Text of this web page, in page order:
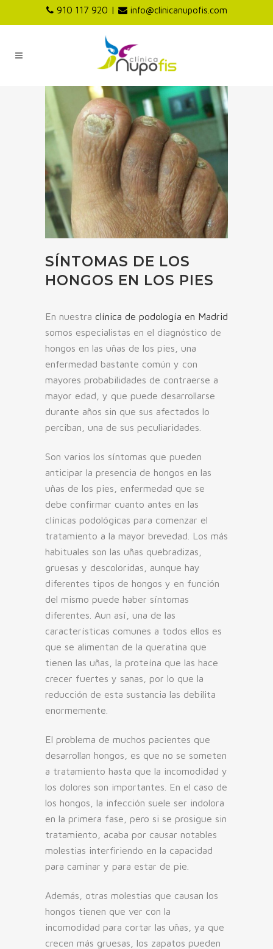
910 117 920 | info@clinicanupofis.com
SÍNTOMAS DE LOS
HONGOS EN LOS PIES
En nuestra clínica de podología en Madrid
somos especialistas en el diagnóstico de
hongos en las uñas de los pies, una
enfermedad bastante común y con
mayores probabilidades de contraerse a
mayor edad, y que puede desarrollarse
durante años sin que sus afectados lo
perciban, una de sus peculiaridades.
Son varios los síntomas que pueden
anticipar la presencia de hongos en las
uñas de los pies, enfermedad que se
debe confirmar cuanto antes en las
clínicas podológicas para comenzar el
tratamiento a la mayor brevedad. Los más
habituales son las uñas quebradizas,
gruesas y descoloridas, aunque hay
diferentes tipos de hongos y en función
del mismo puede haber síntomas
diferentes. Aun así, una de las
características comunes a todos ellos es
que se alimentan de la queratina que
tienen las uñas, la proteína que las hace
crecer fuertes y sanas, por lo que la
reducción de esta sustancia las debilita
enormemente.
El problema de muchos pacientes que
desarrollan hongos, es que no se someten
a tratamiento hasta que la incomodidad y
los dolores son importantes. En el caso de
los hongos, la infección suele ser indolora
en la primera fase, pero si se prosigue sin
tratamiento, acaba por causar notables
molestias interfiriendo en la capacidad
para caminar y para estar de pie.
Además, otras molestias que causan los
hongos tienen que ver con la
incomodidad para cortar las uñas, ya que
crecen más gruesas, los zapatos pueden